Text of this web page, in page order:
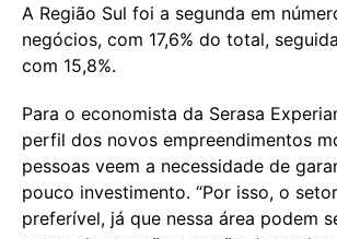
A Região Sul foi a segunda em
negócios, com 17,6% do total,
com 15,8%.
Para o economista da Serasa
perfil dos novos empreendimentos
pessoas veem a necessidade de
pouco investimento. “Por isso, o
preferível, já que nessa área podem